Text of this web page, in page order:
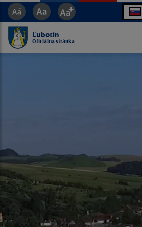
Ľubotín
Oficiálna stránka